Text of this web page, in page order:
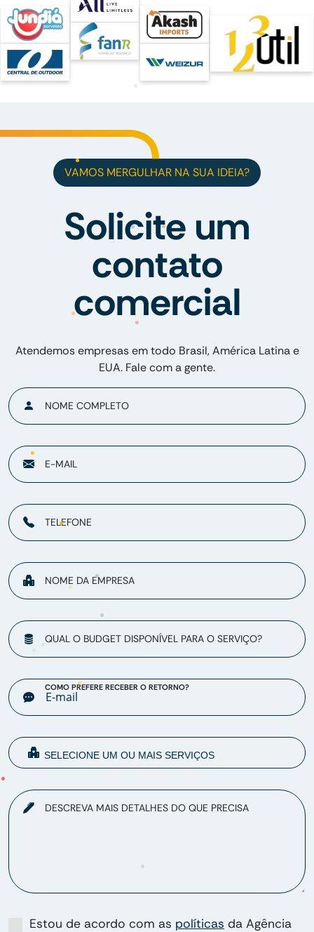
VAMOS MERGULHAR NA SUA IDEIA?
Solicite um
contato
comercial
Atendemos empresas em todo Brasil, América Latina e
EUA. Fale com a gente.
NOME COMPLETO
E-MAIL
TELEFONE
NOME DA EMPRESA
QUAL O BUDGET DISPONÍVEL PARA O SERVIÇO?
COMO PREFERE RECEBER O RETORNO?
DESCREVA MAIS DETALHES DO QUE PRECISA
Estou de acordo com as políticas da Agência